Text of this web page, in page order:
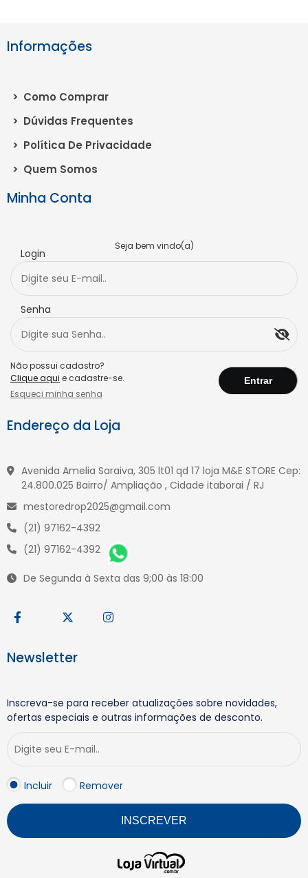
Informações
> Como Comprar
> Dúvidas Frequentes
> Política De Privacidade
> Quem Somos
Minha Conta
Seja bem vindo(a)
Login
Senha
Não possui cadastro?
Clique aqui e cadastre-se.
Esqueci minha senha
Endereço da Loja
Avenida Amelia Saraiva, 305 lt01 qd 17 loja M&E STORE Cep:
24.800.025 Bairro/ Ampliação , Cidade itaborai / RJ
mestoredrop2025@gmail.com
(21) 97162-4392
(21) 97162-4392
De Segunda à Sexta das 9;00 às 18:00
Newsletter
Inscreva-se para receber atualizações sobre novidades,
ofertas especiais e outras informações de desconto.
Incluir Remover
INSCREVER